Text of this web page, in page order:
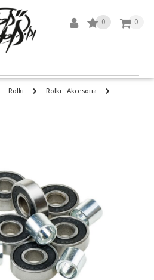
0
0
Rolki
Rolki - Akcesoria